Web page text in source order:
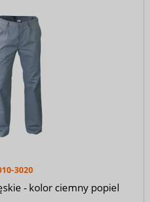
3020
- kolor ciemny popiel